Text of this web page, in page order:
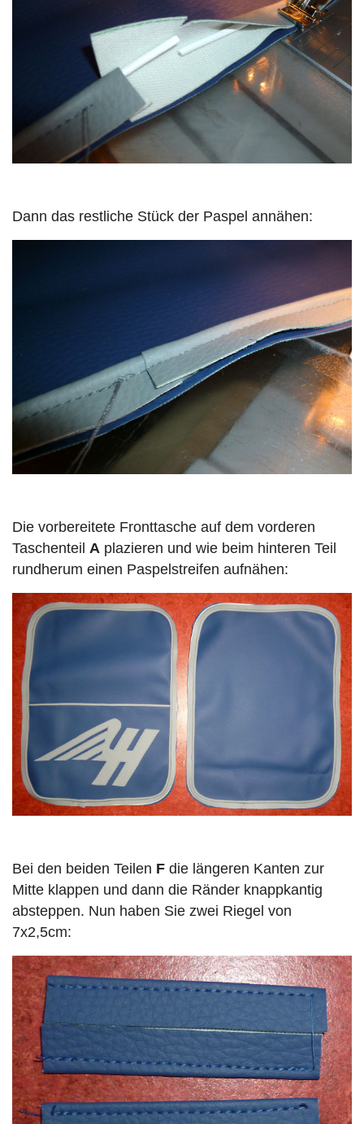
Dann das restliche Stück der Paspel annähen:
Die vorbereitete Fronttasche auf dem vorderen
Taschenteil A plazieren und wie beim hinteren Teil
rundherum einen Paspelstreifen aufnähen:
Bei den beiden Teilen F die längeren Kanten zur
Mitte klappen und dann die Ränder knappkantig
absteppen. Nun haben Sie zwei Riegel von
7x2,5cm: